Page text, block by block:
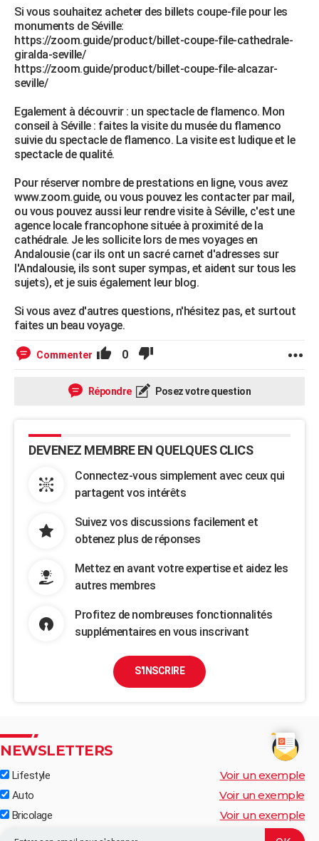
Si vous souhaitez acheter des billets coupe-file pour les
monuments de Séville:
https://zoom.guide/product/billet-coupe-file-cathedrale-
giralda-seville/
https://zoom.guide/product/billet-coupe-file-alcazar-
seville/
Egalement à découvrir : un spectacle de flamenco. Mon
conseil à Séville : faites la visite du musée du flamenco
suivie du spectacle de flamenco. La visite est ludique et le
spectacle de qualité.
Pour réserver nombre de prestations en ligne, vous avez
www.zoom.guide, ou vous pouvez les contacter par mail,
ou vous pouvez aussi leur rendre visite à Séville, c'est une
agence locale francophone située à proximité de la
cathédrale. Je les sollicite lors de mes voyages en
Andalousie (car ils ont un sacré carnet d'adresses sur
l'Andalousie, ils sont super sympas, et aident sur tous les
sujets), et je suis également leur blog.
Si vous avez d'autres questions, n'hésitez pas, et surtout
faites un beau voyage.
Commenter 0
Répondre Posez votre question
DEVENEZ MEMBRE EN QUELQUES CLICS
Connectez-vous simplement avec ceux qui
partagent vos intérêts
Suivez vos discussions facilement et
obtenez plus de réponses
Mettez en avant votre expertise et aidez les
autres membres
Profitez de nombreuses fonctionnalités
supplémentaires en vous inscrivant
S'INSCRIRE
NEWSLETTERS
Lifestyle Voir un exemple
Auto Voir un exemple
Bricolage Voir un exemple